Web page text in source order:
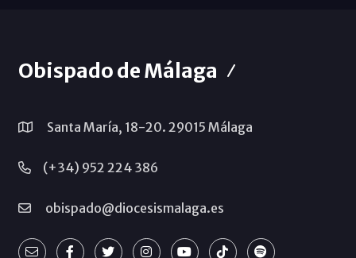
Obispado de Málaga
Santa María, 18-20. 29015 Málaga
(+34) 952 224 386
obispado@diocesismalaga.es